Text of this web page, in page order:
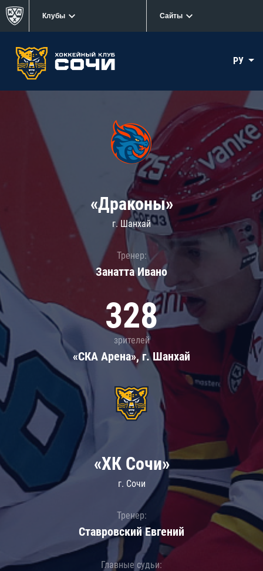
Клубы Сайты
РУ
«Драконы»
г. Шанхай
Тренер:
Занатта Иванo
328
зрителей
«СКА Арена», г. Шанхай
«ХК Сочи»
г. Сочи
Тренер:
Ставровский Евгений
Главные судьи: